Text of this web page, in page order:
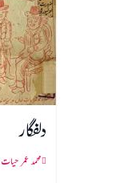
دلفگار
محمد عمر